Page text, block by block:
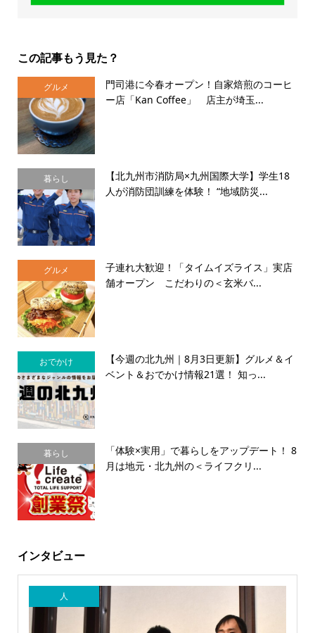
この記事もう見た？
グルメ
門司港に今春オープン！自家焙煎のコーヒ
ー店「Kan Coffee」 店主が埼玉...
暮らし
【北九州市消防局×九州国際大学】学生18
人が消防団訓練を体験！ “地域防災...
グルメ
子連れ大歓迎！「タイムイズライス」実店
舗オープン こだわりの＜玄米バ...
おでかけ
【今週の北九州｜8月3日更新】グルメ＆イ
ベント＆おでかけ情報21選！ 知っ...
暮らし
「体験×実用」で暮らしをアップデート！ 8
月は地元・北九州の＜ライフクリ...
インタビュー
人